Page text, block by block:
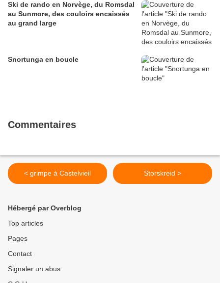
Ski de rando en Norvège, du Romsdal
au Sunmore, des couloirs encaissés
au grand large
Snortunga en boucle
Commentaires
< grimpe à Castelvieil Storskreid >
Hébergé par Overblog
Top articles
Pages
Contact
Signaler un abus